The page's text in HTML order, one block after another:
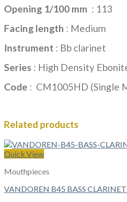
Opening 1/100 mm : 113
Facing length : Medium
Instrument : Bb clarinet
Series : High Density
Code : CM1005HD (Single
Related products
Quick View
Mouthpieces
VANDOREN B45 BASS